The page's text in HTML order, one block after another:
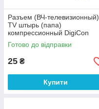
Разъем (ВЧ-телевизионный)
TV штырь (папа)
компрессионный DigiCon
Готово до відправки
25 ₴
Купити